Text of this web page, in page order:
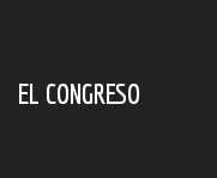
EL CONGRESO